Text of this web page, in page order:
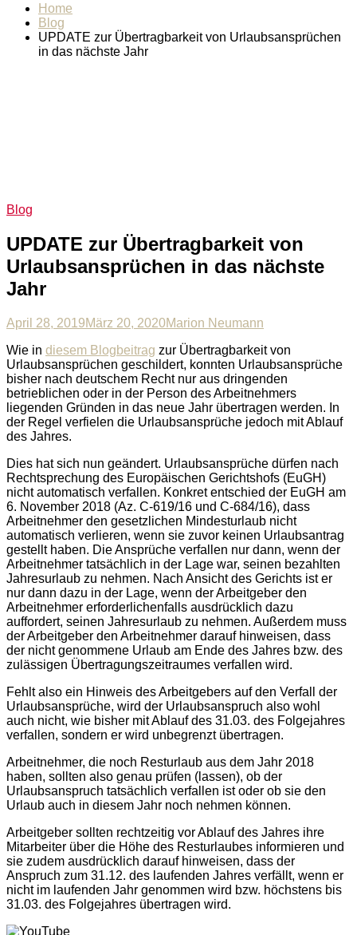
Home
Blog
UPDATE zur Übertragbarkeit von Urlaubsansprüchen
in das nächste Jahr
Blog
UPDATE zur Übertragbarkeit von
Urlaubsansprüchen in das nächste
Jahr
April 28, 2019März 20, 2020Marion Neumann
Wie in diesem Blogbeitrag zur Übertragbarkeit von
Urlaubsansprüchen geschildert, konnten Urlaubsansprüche
bisher nach deutschem Recht nur aus dringenden
betrieblichen oder in der Person des Arbeitnehmers
liegenden Gründen in das neue Jahr übertragen werden. In
der Regel verfielen die Urlaubsansprüche jedoch mit Ablauf
des Jahres.
Dies hat sich nun geändert. Urlaubsansprüche dürfen nach
Rechtsprechung des Europäischen Gerichtshofs (EuGH)
nicht automatisch verfallen. Konkret entschied der EuGH am
6. November 2018 (Az. C-619/16 und C-684/16), dass
Arbeitnehmer den gesetzlichen Mindesturlaub nicht
automatisch verlieren, wenn sie zuvor keinen Urlaubsantrag
gestellt haben. Die Ansprüche verfallen nur dann, wenn der
Arbeitnehmer tatsächlich in der Lage war, seinen bezahlten
Jahresurlaub zu nehmen. Nach Ansicht des Gerichts ist er
nur dann dazu in der Lage, wenn der Arbeitgeber den
Arbeitnehmer erforderlichenfalls ausdrücklich dazu
auffordert, seinen Jahresurlaub zu nehmen. Außerdem muss
der Arbeitgeber den Arbeitnehmer darauf hinweisen, dass
der nicht genommene Urlaub am Ende des Jahres bzw. des
zulässigen Übertragungszeitraumes verfallen wird.
Fehlt also ein Hinweis des Arbeitgebers auf den Verfall der
Urlaubsansprüche, wird der Urlaubsanspruch also wohl
auch nicht, wie bisher mit Ablauf des 31.03. des Folgejahres
verfallen, sondern er wird unbegrenzt übertragen.
Arbeitnehmer, die noch Resturlaub aus dem Jahr 2018
haben, sollten also genau prüfen (lassen), ob der
Urlaubsanspruch tatsächlich verfallen ist oder ob sie den
Urlaub auch in diesem Jahr noch nehmen können.
Arbeitgeber sollten rechtzeitig vor Ablauf des Jahres ihre
Mitarbeiter über die Höhe des Resturlaubes informieren und
sie zudem ausdrücklich darauf hinweisen, dass der
Anspruch zum 31.12. des laufenden Jahres verfällt, wenn er
nicht im laufenden Jahr genommen wird bzw. höchstens bis
31.03. des Folgejahres übertragen wird.